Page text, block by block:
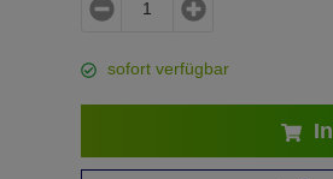
sofort verfügbar